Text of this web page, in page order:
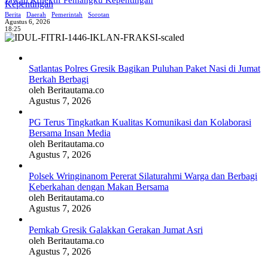
Berita Daerah Pemerintah
Sorotan
Agustus 6, 2026
18:25
Satlantas Polres Gresik Bagikan Puluhan Paket Nasi di Jumat
Berkah Berbagi
oleh Beritautama.co
Agustus 7, 2026
PG Terus Tingkatkan Kualitas Komunikasi dan Kolaborasi
Bersama Insan Media
oleh Beritautama.co
Agustus 7, 2026
Polsek Wringinanom Pererat Silaturahmi Warga dan Berbagi
Keberkahan dengan Makan Bersama
oleh Beritautama.co
Agustus 7, 2026
Pemkab Gresik Galakkan Gerakan Jumat Asri
oleh Beritautama.co
Agustus 7, 2026